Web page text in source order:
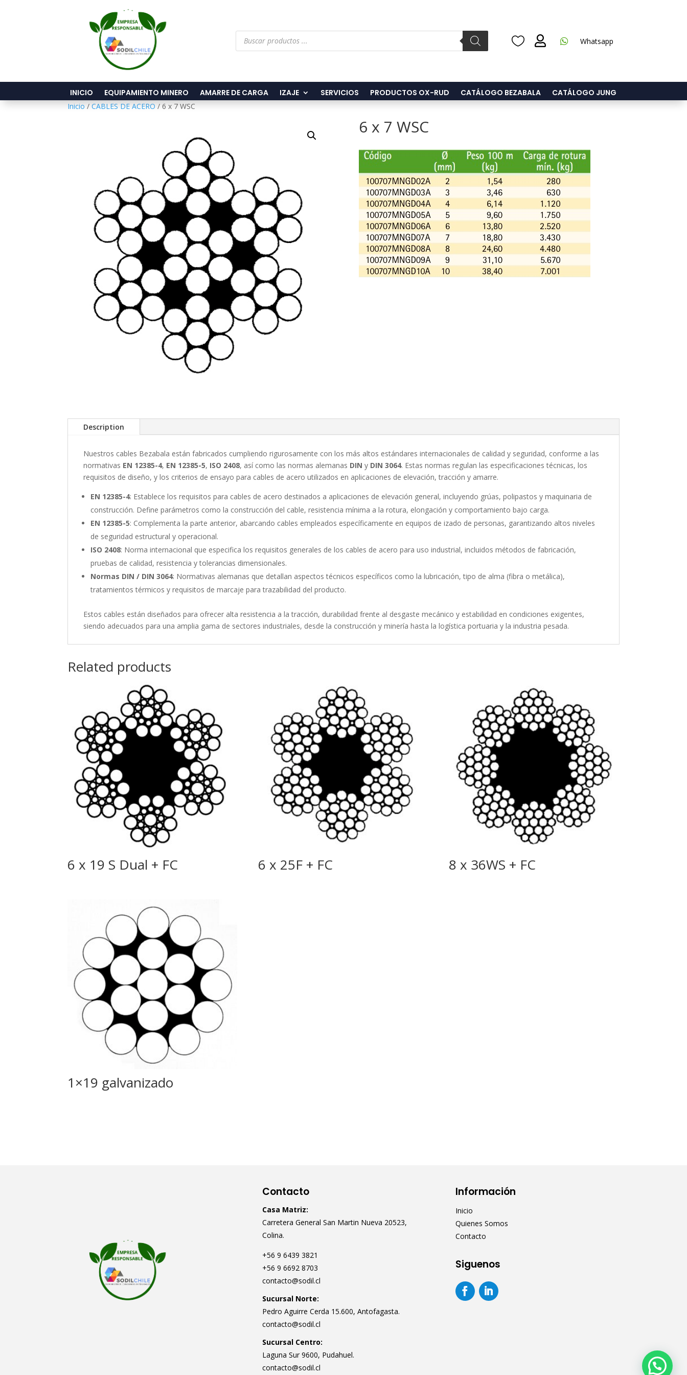
Búsqueda
productos
   Whatsapp
INICIO EQUIPAMIENTO MINERO AMARRE DE CARGA IZAJE SERVICIOS PRODUCTOS OX-RUD CATÁLOGO BEZABALA CATÁLOGO JUNG
Inicio / CABLES DE ACERO / 6 x 7 WSC
6 x 7 WSC
Description
Nuestros cables Bezabala están fabricados cumpliendo rigurosamente con los más altos estándares internacionales de calidad y seguridad, conforme a las
normativas EN 12385-4, EN 12385-5, ISO 2408, así como las normas alemanas DIN y DIN 3064. Estas normas regulan las especificaciones técnicas, los
requisitos de diseño, y los criterios de ensayo para cables de acero utilizados en aplicaciones de elevación, tracción y amarre.
EN 12385-4: Establece los requisitos para cables de acero destinados a aplicaciones de elevación general, incluyendo grúas, polipastos y maquinaria de
construcción. Define parámetros como la construcción del cable, resistencia mínima a la rotura, elongación y comportamiento bajo carga.
EN 12385-5: Complementa la parte anterior, abarcando cables empleados específicamente en equipos de izado de personas, garantizando altos niveles
de seguridad estructural y operacional.
ISO 2408: Norma internacional que especifica los requisitos generales de los cables de acero para uso industrial, incluidos métodos de fabricación,
pruebas de calidad, resistencia y tolerancias dimensionales.
Normas DIN / DIN 3064: Normativas alemanas que detallan aspectos técnicos específicos como la lubricación, tipo de alma (fibra o metálica),
tratamientos térmicos y requisitos de marcaje para trazabilidad del producto.
Estos cables están diseñados para ofrecer alta resistencia a la tracción, durabilidad frente al desgaste mecánico y estabilidad en condiciones exigentes,
siendo adecuados para una amplia gama de sectores industriales, desde la construcción y minería hasta la logística portuaria y la industria pesada.
Related products
6 x 19 S Dual + FC 6 x 25F + FC 8 x 36WS + FC
1×19 galvanizado
Contacto
Casa Matriz:
Carretera General San Martin Nueva 20523,
Colina.
+56 9 6439 3821
+56 9 6692 8703
contacto@sodil.cl
Sucursal Norte:
Pedro Aguirre Cerda 15.600, Antofagasta.
contacto@sodil.cl
Sucursal Centro:
Laguna Sur 9600, Pudahuel.
contacto@sodil.cl
Información
Inicio
Quienes Somos
Contacto
Siguenos